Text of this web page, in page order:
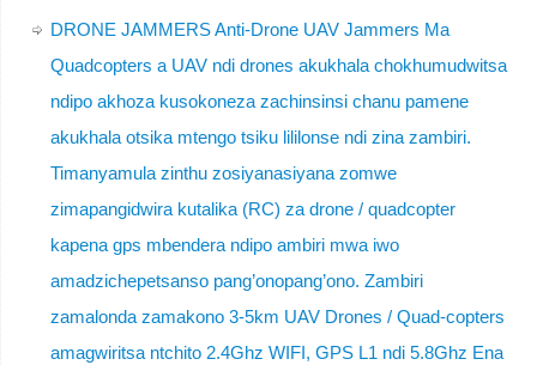
DRONE JAMMERS Anti-Drone UAV Jammers Ma
Quadcopters a UAV ndi drones akukhala chokhumudwitsa
ndipo akhoza kusokoneza zachinsinsi chanu pamene
akukhala otsika mtengo tsiku lililonse ndi zina zambiri.
Timanyamula zinthu zosiyanasiyana zomwe
zimapangidwira kutalika (RC) za drone / quadcopter
kapena gps mbendera ndipo ambiri mwa iwo
amadzichepetsanso pang’onopang’ono. Zambiri
zamalonda zamakono 3-5km UAV Drones / Quad-copters
amagwiritsa ntchito 2.4Ghz WIFI, GPS L1 ndi 5.8Ghz Ena